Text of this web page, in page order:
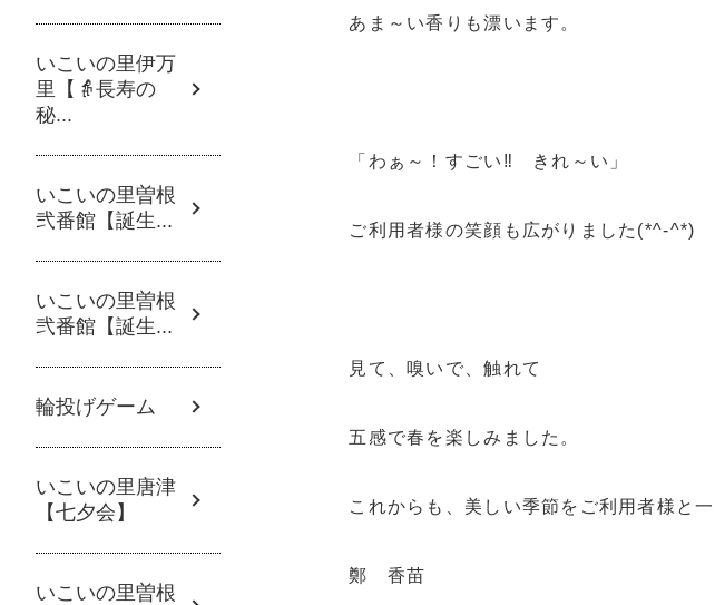
あま～い香りも漂います。
「わぁ～！すごい‼ きれ～い」
ご利用者様の笑顔も広がりました(*^-^*)
見て、嗅いで、触れて
五感で春を楽しみました。
これからも、美しい季節をご利用者様と
鄭 香苗
いこいの里伊万
里【👵長寿の
秘...
いこいの里曽根
弐番館【誕生...
いこいの里曽根
弐番館【誕生...
輪投げゲーム
いこいの里唐津
【七夕会】
いこいの里曽根